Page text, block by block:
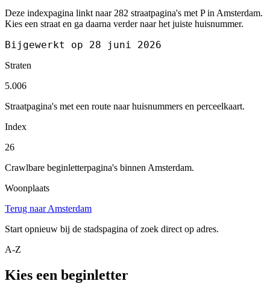
Deze indexpagina linkt naar 282 straatpagina's met P in Amsterdam.
Kies een straat en ga daarna verder naar het juiste huisnummer.
Bijgewerkt op 28 juni 2026
Straten
5.006
Straatpagina's met een route naar huisnummers en perceelkaart.
Index
26
Crawlbare beginletterpagina's binnen Amsterdam.
Woonplaats
Terug naar Amsterdam
Start opnieuw bij de stadspagina of zoek direct op adres.
A-Z
Kies een beginletter